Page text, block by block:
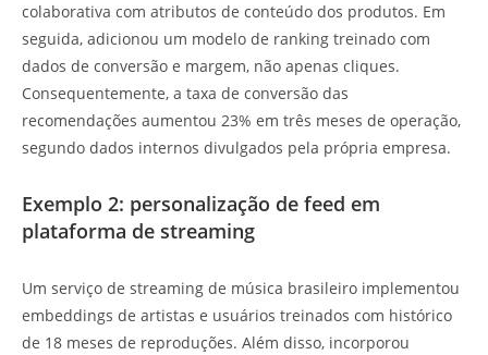
colaborativa com atributos de conteúdo dos produtos. Em
seguida, adicionou um modelo de ranking treinado com
dados de conversão e margem, não apenas cliques.
Consequentemente, a taxa de conversão das
recomendações aumentou 23% em três meses de operação,
segundo dados internos divulgados pela própria empresa.
Exemplo 2: personalização de feed em
plataforma de streaming
Um serviço de streaming de música brasileiro implementou
embeddings de artistas e usuários treinados com histórico
de 18 meses de reproduções. Além disso, incorporou